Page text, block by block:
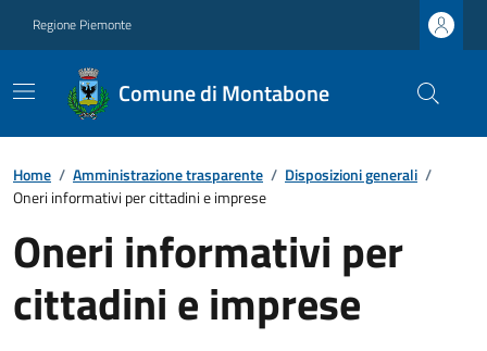
Regione Piemonte
Comune di Montabone
Home / Amministrazione trasparente / Disposizioni generali /
Oneri informativi per cittadini e imprese
Oneri informativi per
cittadini e imprese